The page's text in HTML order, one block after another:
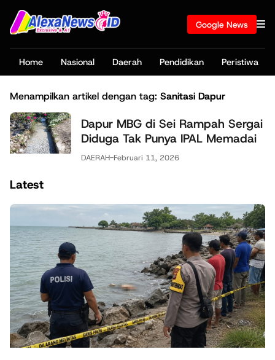
Google News
Home Nasional Daerah Pendidikan Peristiwa
Menampilkan artikel dengan tag: Sanitasi Dapur
Dapur MBG di Sei Rampah Sergai
Diduga Tak Punya IPAL Memadai
DAERAH-Februari 11, 2026
Latest